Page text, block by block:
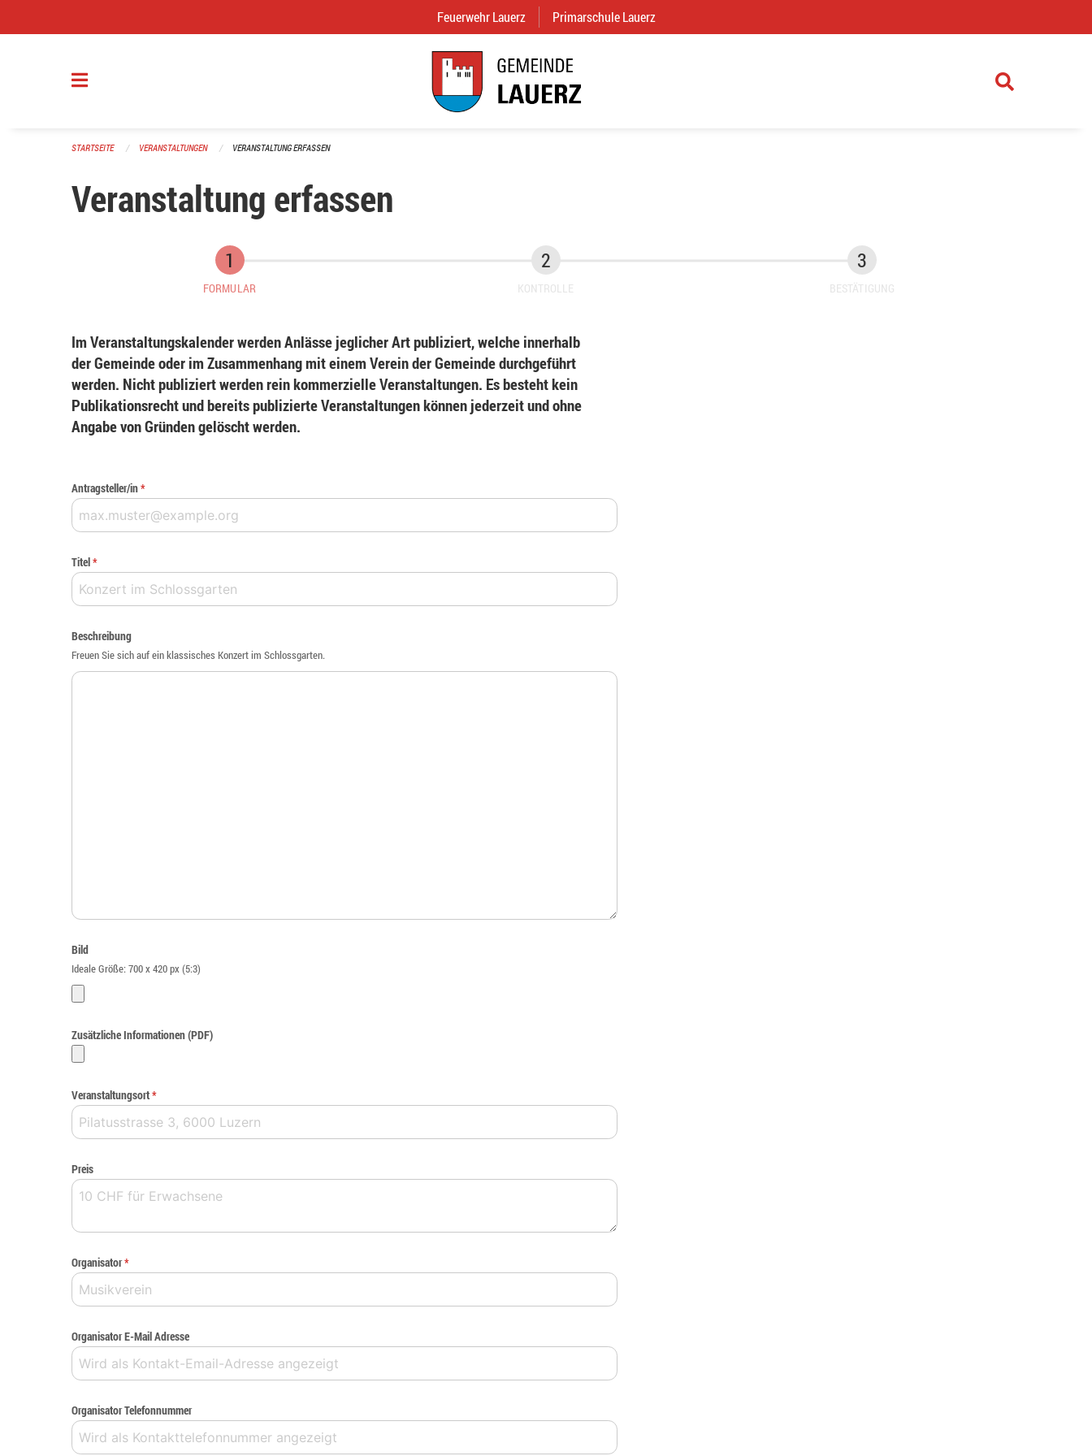
Feuerwehr Lauerz (External Link)
Primarschule Lauerz
STARTSEITE VERANSTALTUNGEN VERANSTALTUNG ERFASSEN
Veranstaltung erfassen
FORMULAR KONTROLLE BESTÄTIGUNG
Im Veranstaltungskalender werden Anlässe jeglicher Art publiziert, welche innerhalb
der Gemeinde oder im Zusammenhang mit einem Verein der Gemeinde durchgeführt
werden. Nicht publiziert werden rein kommerzielle Veranstaltungen. Es besteht kein
Publikationsrecht und bereits publizierte Veranstaltungen können jederzeit und ohne
Angabe von Gründen gelöscht werden.
Antragsteller/in*
Titel*
Beschreibung
Freuen Sie sich auf ein klassisches Konzert im Schlossgarten.
Bild
Ideale Größe: 700 x 420 px (5:3)
Zusätzliche Informationen (PDF)
Veranstaltungsort*
Preis
Organisator*
Organisator E-Mail Adresse
Organisator Telefonnummer